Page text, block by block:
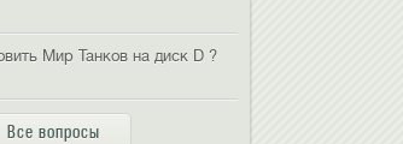
Мир Танков на диск D ?
Все вопросы